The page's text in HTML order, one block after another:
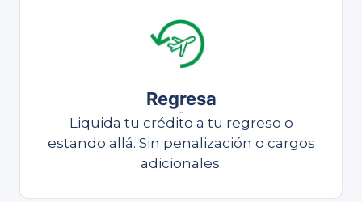
Regresa
Liquida tu crédito a tu regreso o
estando allá. Sin penalización o cargos
adicionales.